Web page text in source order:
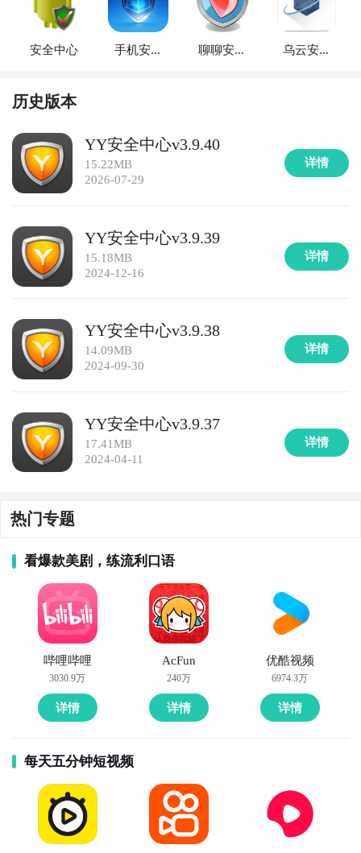
安全中心
手机安全
聊聊安全
乌云安全
历史版本
YY安全中心v3.9.40
15.22MB
2026-07-29
详情
YY安全中心v3.9.39
15.18MB
2024-12-16
详情
YY安全中心v3.9.38
14.09MB
2024-09-30
详情
YY安全中心v3.9.37
17.41MB
2024-04-11
详情
热门专题
看爆款美剧，练流利口语
哔哩哔哩
3030.9万
详情
AcFun
240万
详情
优酷视频
6974.3万
详情
每天五分钟短视频